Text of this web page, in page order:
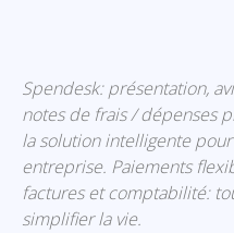
Spendesk: présentation,
notes de frais / dépenses
la solution intelligente
entreprise. Paiements
factures et comptabilité:
simplifier la vie.